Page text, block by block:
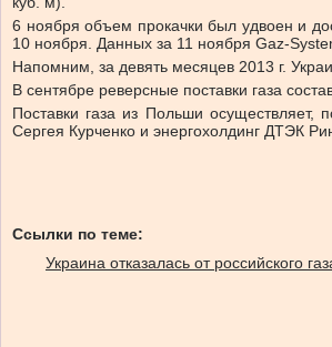
6 ноября объем прокачки был удвоен и
10 ноября. Данных за 11 ноября Gaz-
Напомним, за девять месяцев 2013 г.
В сентябре реверсные поставки газа
Поставки газа из Польши
Сергея Курченко и энергохолдинг ДТЭК
Ссылки по теме:
Украина отказалась от российского